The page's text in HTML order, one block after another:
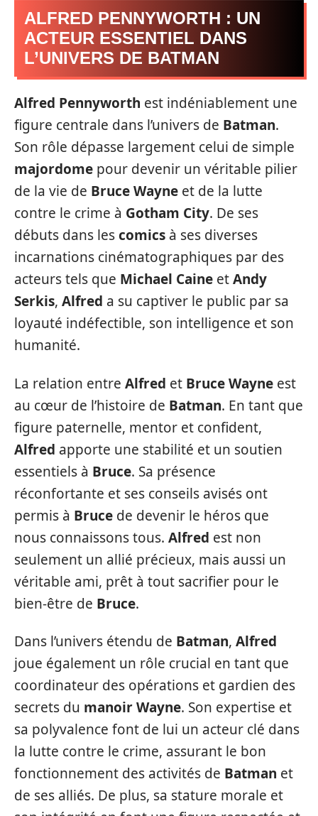
ALFRED PENNYWORTH : UN
ACTEUR ESSENTIEL DANS
L’UNIVERS DE BATMAN
Alfred Pennyworth est indéniablement une
figure centrale dans l’univers de Batman.
Son rôle dépasse largement celui de simple
majordome pour devenir un véritable pilier
de la vie de Bruce Wayne et de la lutte
contre le crime à Gotham City. De ses
débuts dans lescomics à ses diverses
incarnations cinématographiques par des
acteurs tels que Michael Caine etAndy
Serkis, Alfred a su captiver le public par sa
loyauté indéfectible, son intelligence et son
humanité.
La relation entre Alfred et Bruce Wayne est
au cœur de l’histoire de Batman. En tant que
figure paternelle, mentor et confident,
Alfred apporte une stabilité et un soutien
essentiels à Bruce. Sa présence
réconfortante et ses conseils avisés ont
permis à Bruce de devenir le héros que
nous connaissons tous. Alfred est non
seulement un allié précieux, mais aussi un
véritable ami, prêt à tout sacrifier pour le
bien-être de Bruce.
Dans l’univers étendu de Batman, Alfred
joue également un rôle crucial en tant que
coordinateur des opérations et gardien des
secrets du manoir Wayne. Son expertise et
sa polyvalence font de lui un acteur clé dans
la lutte contre le crime, assurant le bon
fonctionnement des activités de Batman et
de ses alliés. De plus, sa stature morale et